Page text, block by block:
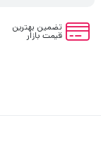
تضمین بهترین
قیمت بازار